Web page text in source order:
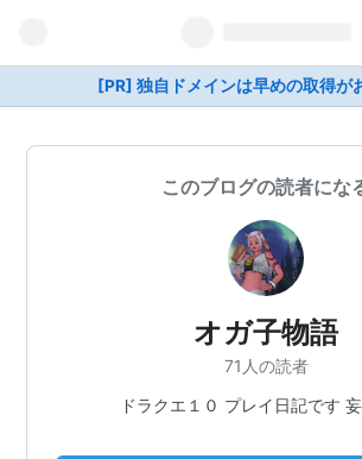
[PR] 独自ドメインは早めの取得が
このブログの読者にな
オガ子物語
71人の読者
ドラクエ１０ プレイ日記です